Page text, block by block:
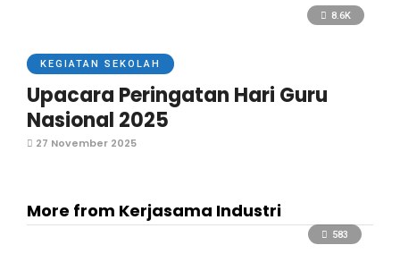
8.6K
KEGIATAN SEKOLAH
Upacara Peringatan Hari Guru
Nasional 2025
27 November 2025
More from Kerjasama Industri
583